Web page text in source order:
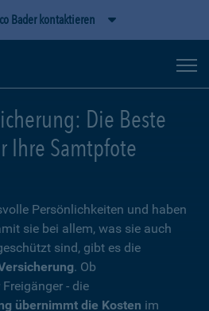
Bader kontaktieren
Die Beste
Ihre Samtpfote
Persönlichkeiten und haben
sie bei allem, was sie auch
sind, gibt es die
. Ob
- die
übernimmt die Kosten im